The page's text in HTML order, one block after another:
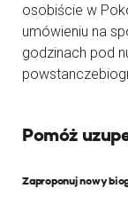
osobiście w
umówieniu na
godzinach pod
Pomóż
Zaproponuj nowy